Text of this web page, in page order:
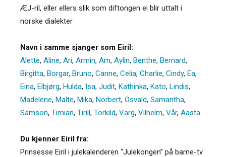
ÆJ-ril, eller ellers slik som diftongen ei blir uttalt i
norske dialekter
Navn i samme sjanger som Eiril:
Alette, Aline, Ari, Armin, Arn, Aylin, Benthe, Bernard,
Birgitta, Borgar, Bruno, Carine, Celia, Charlie, Cindy, Ea,
Eina, Elbjørg, Hulda, Isa, Judit, Kathinka, Kato, Lindis,
Madelene, Malte, Mika, Norbert, Osvald, Samantha,
Samson, Timian, Tirill, Torkild, Varg, Vilhelm, Vår, Aasta
Du kjenner Eiril fra:
Prinsesse Eiril i julekalenderen “Julekongen” på barne-tv